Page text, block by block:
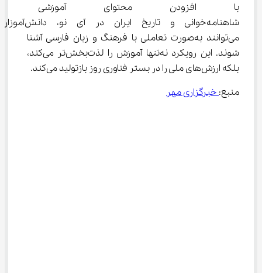
با افزودن محتوای آموزشی
شاهنامه‌خوانی و تاریخ ایران در آی ‌نو، دانش‌آموزان
می‌توانند به‌صورت تعاملی با فرهنگ و زبان فارسی آشنا
شوند. این رویکرد نه‌تنها آموزش را لذت‌بخش‌تر می‌کند،
بلکه ارزش‌های ملی را در بستر فناوری روز بازتولید می‌کند.
منبع: خبرگزاری مهر